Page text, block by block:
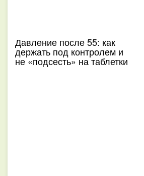
Давление после 55: как
держать под контролем и
не «подсесть» на таблетки